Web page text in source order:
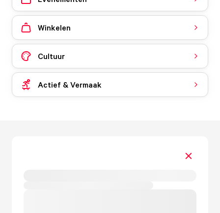
Winkelen
Cultuur
Actief & Vermaak